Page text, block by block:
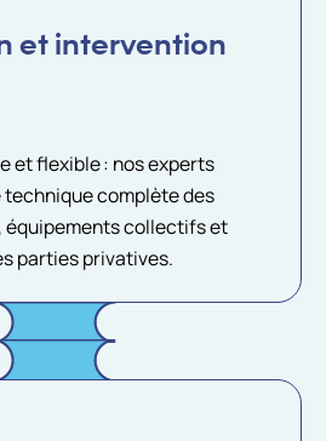
et intervention
et flexible : nos experts
complète des
équipements collectifs et
parties privatives.